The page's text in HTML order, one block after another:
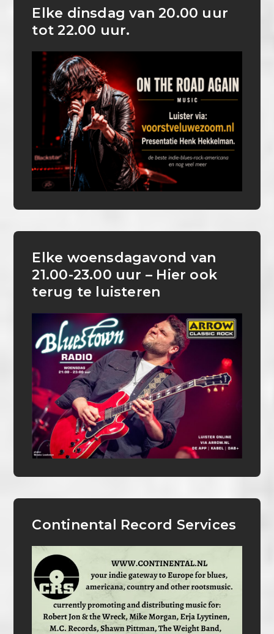
Elke dinsdag van 20.00 uur
tot 22.00 uur.
Elke woensdagavond van
21.00-23.00 uur – Hier ook
terug te luisteren
Continental Record Services